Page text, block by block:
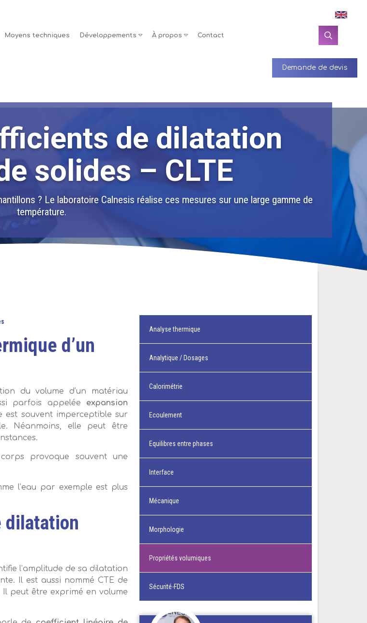
Moyens techniques Développements À propos Contact
Demande de devis
de dilatation
solides – CLTE
? Le laboratoire Calnesis réalise ces mesures sur une large gamme de
température.
d’un
du volume d’un matériau
parfois appelée expansion
est souvent imperceptible sur
Néanmoins, elle peut être
provoque souvent une
l’eau par exemple est plus
dilatation
l’amplitude de sa dilatation
Il est aussi nommé CTE de
Il peut être exprimé en volume
Analyse thermique
Analytique / Dosages
Calorimétrie
Ecoulement
Equilibres entre phases
Interface
Mécanique
Morphologie
Propriétés volumiques
Sécurité-FDS